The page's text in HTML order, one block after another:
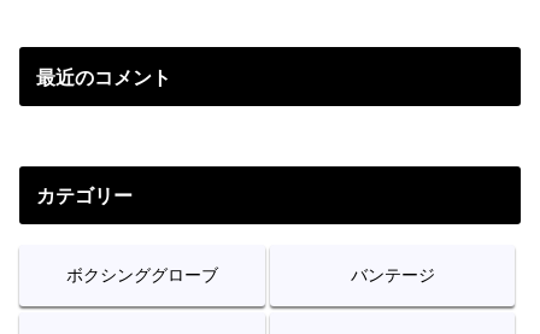
最近のコメント
カテゴリー
ボクシンググローブ バンテージ